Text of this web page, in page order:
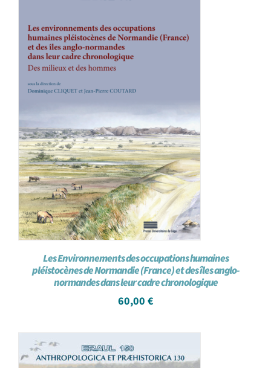
Panier WooCommerce
Les Environnements des occupations humaines
pléistocènes de Normandie (France) et des îles anglo-
normandes dans leur cadre chronologique
60,00 €